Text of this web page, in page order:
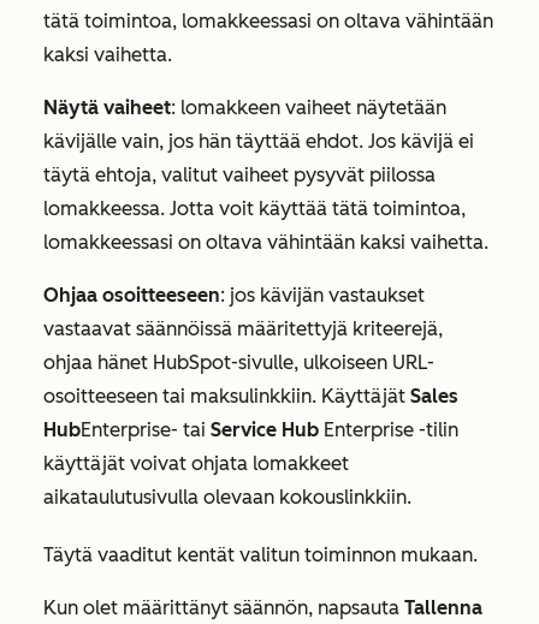
tätä toimintoa, lomakkeessasi on oltava vähintään
kaksi vaihetta.
Näytä vaiheet: lomakkeen vaiheet näytetään
kävijälle vain, jos hän täyttää ehdot. Jos kävijä ei
täytä ehtoja, valitut vaiheet pysyvät piilossa
lomakkeessa. Jotta voit käyttää tätä toimintoa,
lomakkeessasi on oltava vähintään kaksi vaihetta.
Ohjaa osoitteeseen: jos kävijän vastaukset
vastaavat säännöissä määritettyjä kriteerejä,
ohjaa hänet HubSpot-sivulle, ulkoiseen URL-
osoitteeseen tai maksulinkkiin. Käyttäjät Sales
HubEnterprise- tai Service Hub Enterprise -tilin
käyttäjät voivat ohjata lomakkeet
aikataulutusivulla olevaan kokouslinkkiin.
Täytä vaaditut kentät valitun toiminnon mukaan.
Kun olet määrittänyt säännön, napsauta Tallenna